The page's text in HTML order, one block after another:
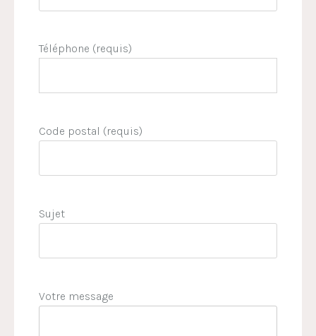
Téléphone (requis)
Code postal (requis)
Sujet
Votre message